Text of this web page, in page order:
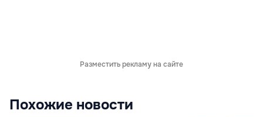
Разместить рекламу на сайте
Похожие новости